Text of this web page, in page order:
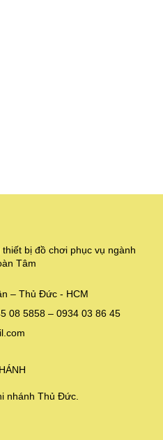
bị đồ chơi phục vụ ngành
Tâm
– Thủ Đức - HCM
08 5858 – 0934 03 86 45
nhánh Thủ Đức.